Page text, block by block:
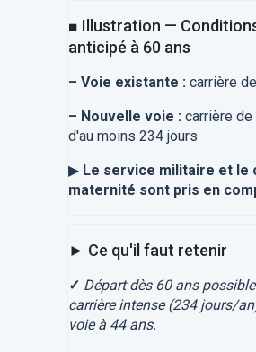
■ Illustration —
anticipé à 60 ans
– Voie existante : carrière
– Nouvelle voie : carrière de
d'au moins 234 jours
▶ Le service militaire et le
maternité sont pris en
► Ce qu'il faut retenir
✓ Départ dès 60 ans
carrière intense (234 jours/
voie à 44 ans.